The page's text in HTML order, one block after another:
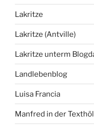
Lakritze
Lakritze (Antville)
Lakritze unterm
Landlebenblog
Luisa Francia
Manfred in der